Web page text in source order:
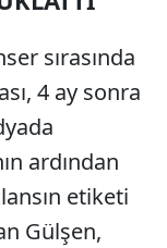
sırasında
4 ay sonra
ardından
etiketi
Gülşen,